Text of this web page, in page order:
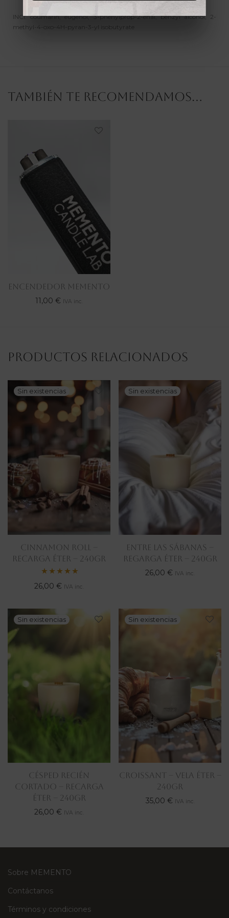
INCI: coumarin, eugenol, 3-phenylprop-2-enal, benzyl alcohol, 2-
methyl-4-oxo-4H-pyran-3-yl isobutyrate
También te recomendamos…
ENCENDEDOR MEMENTO
11,00 € IVA inc.
Productos relacionados
CINNAMON ROLL –
RECARGA ÉTER – 240gr
Valorado
de 5
26,00 € IVA inc.
ENTRE LAS SÁBANAS –
REGARGA ÉTER – 240gr
26,00 € IVA inc.
CÉSPED RECIÉN
CORTADO – RECARGA
ÉTER – 240gr
26,00 € IVA inc.
CROISSANT – VELA ÉTER –
240gr
35,00 € IVA inc.
Sobre MEMENTO
Contáctanos
Términos y condiciones